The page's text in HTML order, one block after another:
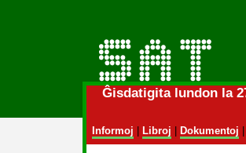
Ĝisdatigita lundon la
Informoj Libroj Dokumentoj